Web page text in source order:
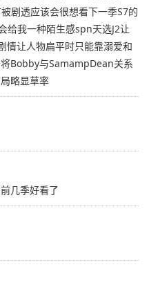
剧透应该会很想看下一季S7的
给我一种陌生感spn天选J2让
情让人物扁平时只能靠溺爱和
Bobby与SamampDean关系
略显草率
几季好看了